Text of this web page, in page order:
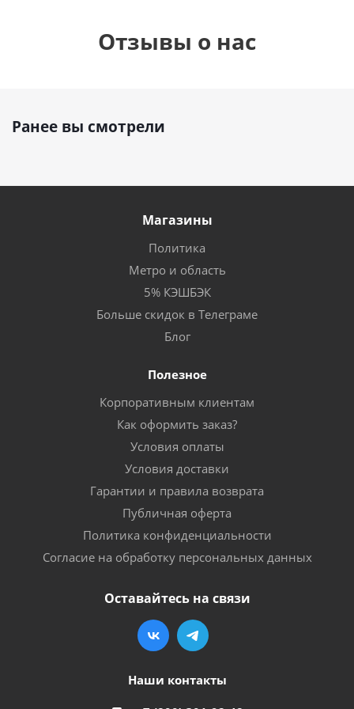
Отзывы о нас
Ранее вы смотрели
Магазины
Политика
Метро и область
5% КЭШБЭК
Больше скидок в Телеграме
Блог
Полезное
Корпоративным клиентам
Как оформить заказ?
Условия оплаты
Условия доставки
Гарантии и правила возврата
Публичная оферта
Политика конфиденциальности
Согласие на обработку персональных данных
Оставайтесь на связи
Наши контакты